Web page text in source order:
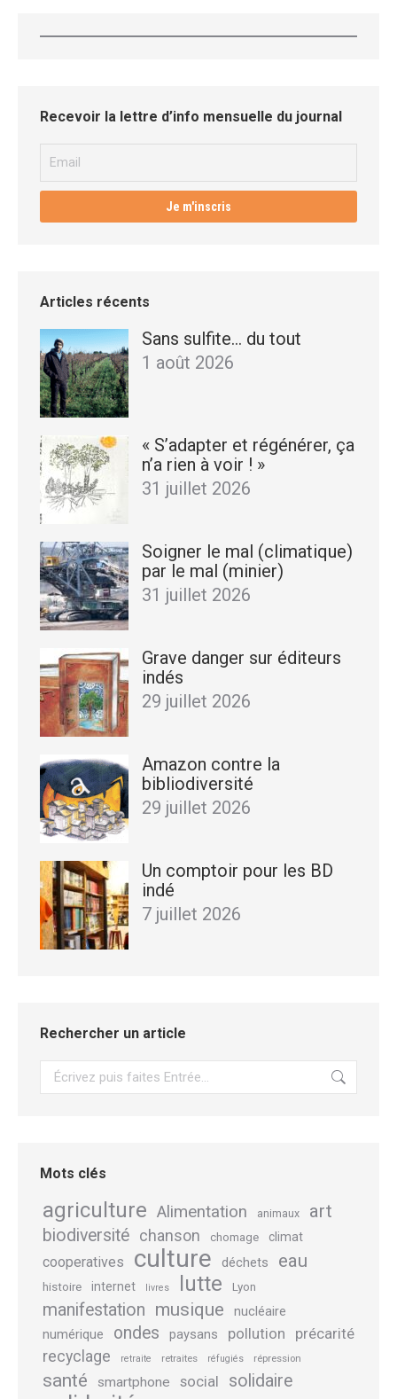
Recevoir la lettre d’info mensuelle du journal
Articles récents
Sans sulfite… du tout
1 août 2026
« S’adapter et régénérer, ça
n’a rien à voir ! »
31 juillet 2026
Soigner le mal (climatique)
par le mal (minier)
31 juillet 2026
Grave danger sur éditeurs
indés
29 juillet 2026
Amazon contre la
bibliodiversité
29 juillet 2026
Un comptoir pour les BD
indé
7 juillet 2026
Rechercher un article
Recherche
Mots clés
agriculture Alimentation animaux art
biodiversité chanson chomage climat
cooperatives culture déchets eau
histoire internet livres lutte Lyon
manifestation musique
nucléaire
numérique
ondes paysans pollution précarité
recyclage retraite retraites réfugiés répression
santé smartphone social solidaire